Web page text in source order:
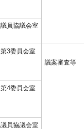
議員協議会室
第3委員会室
議案審査等
第4委員会室
議員協議会室